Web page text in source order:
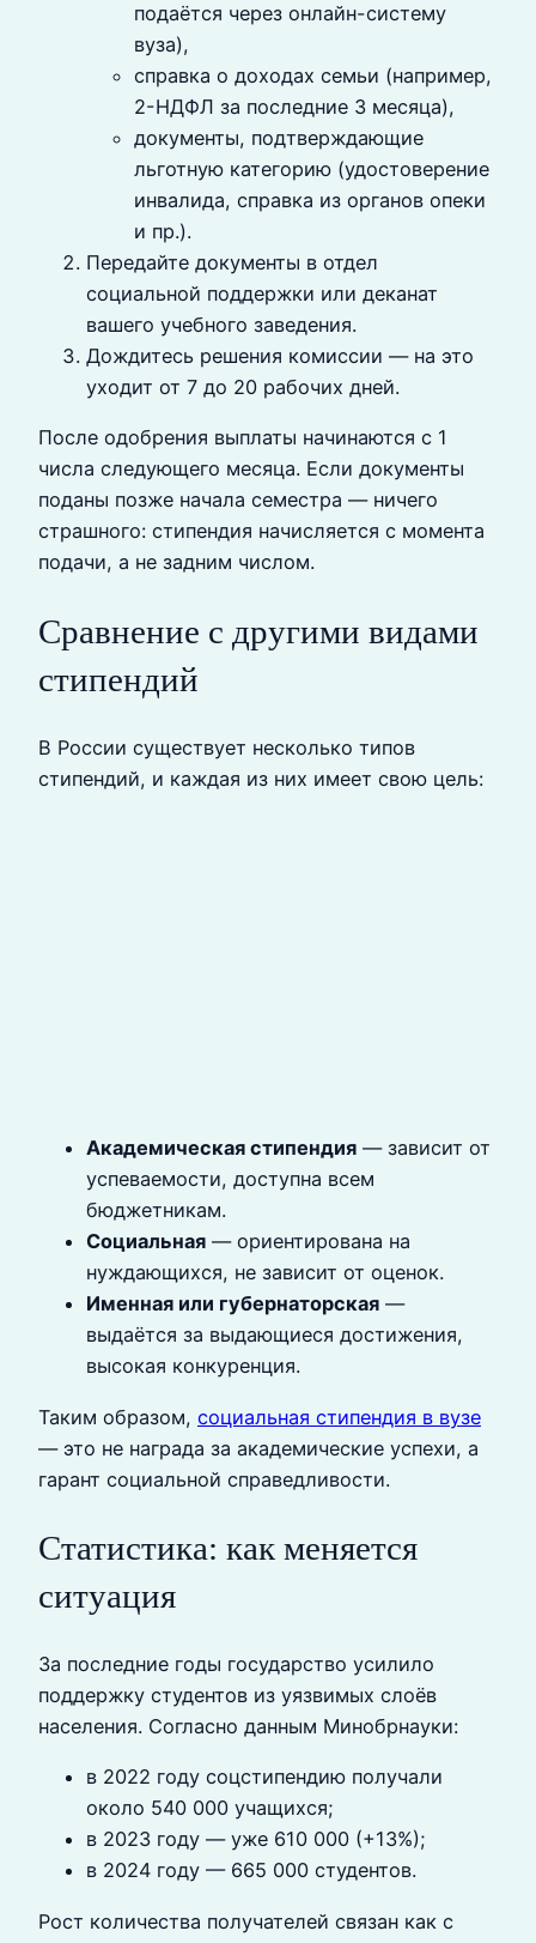
подаётся через онлайн-систему
вуза),
справка о доходах семьи (например,
2-НДФЛ за последние 3 месяца),
документы, подтверждающие
льготную категорию (удостоверение
инвалида, справка из органов опеки
и пр.).
Передайте документы в отдел
социальной поддержки или деканат
вашего учебного заведения.
Дождитесь решения комиссии — на это
уходит от 7 до 20 рабочих дней.
После одобрения выплаты начинаются с 1
числа следующего месяца. Если документы
поданы позже начала семестра — ничего
страшного: стипендия начисляется с момента
подачи, а не задним числом.
Сравнение с другими видами
стипендий
В России существует несколько типов
стипендий, и каждая из них имеет свою цель:
Академическая стипендия — зависит от
успеваемости, доступна всем
бюджетникам.
Социальная — ориентирована на
нуждающихся, не зависит от оценок.
Именная или губернаторская —
выдаётся за выдающиеся достижения,
высокая конкуренция.
Таким образом, социальная стипендия в вузе
— это не награда за академические успехи, а
гарант социальной справедливости.
Статистика: как меняется
ситуация
За последние годы государство усилило
поддержку студентов из уязвимых слоёв
населения. Согласно данным Минобрнауки:
в 2022 году соцстипендию получали
около 540 000 учащихся;
в 2023 году — уже 610 000 (+13%);
в 2024 году — 665 000 студентов.
Рост количества получателей связан как с